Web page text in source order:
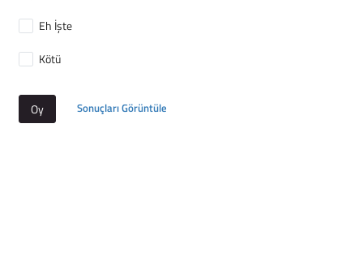
Eh İşte
Kötü
Oy Sonuçları Görüntüle